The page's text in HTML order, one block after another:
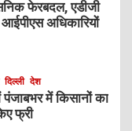
फेरबदल, एडीजी
अधिकारियों
दिल्ली देश
में किसानों का
फ्री